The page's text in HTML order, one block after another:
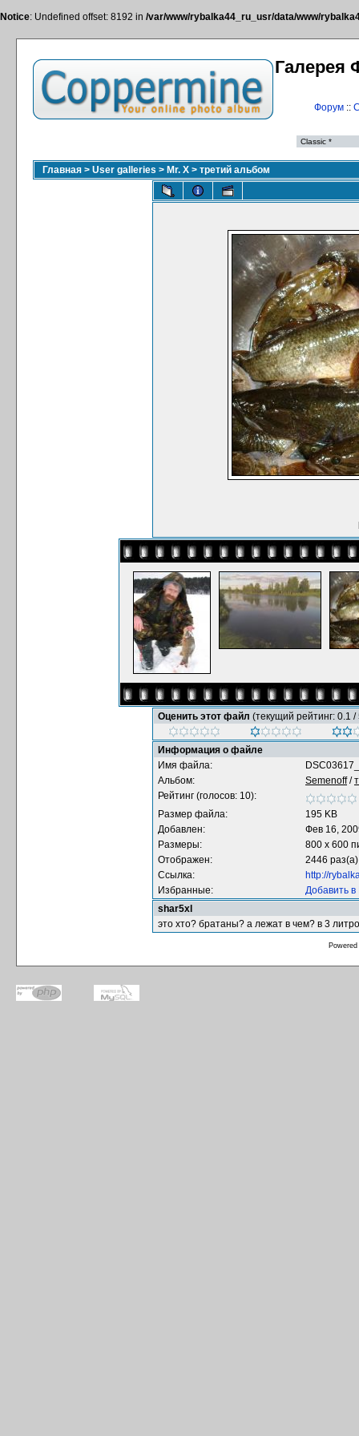
Notice: Undefined offset: 8192 in /var/www/rybalka44_ru_usr/data/www/
Галерея
Форум::
Главная > User galleries > Mr. X > третий альбом
Оценить этот файл (текущий рейтинг: 0.1 /
Информация о файле
Имя файла:
Альбом:
Semenoff/
Рейтинг (голосов: 10):
Размер файла:
195 KB
Добавлен:
Фев 16,
Размеры:
800 x 600
Отображен:
2446 раз(а)
Ссылка:
http://
Избранные:
Добавить
shar5xl
это хто? братаны? а лежат в чем? в 3